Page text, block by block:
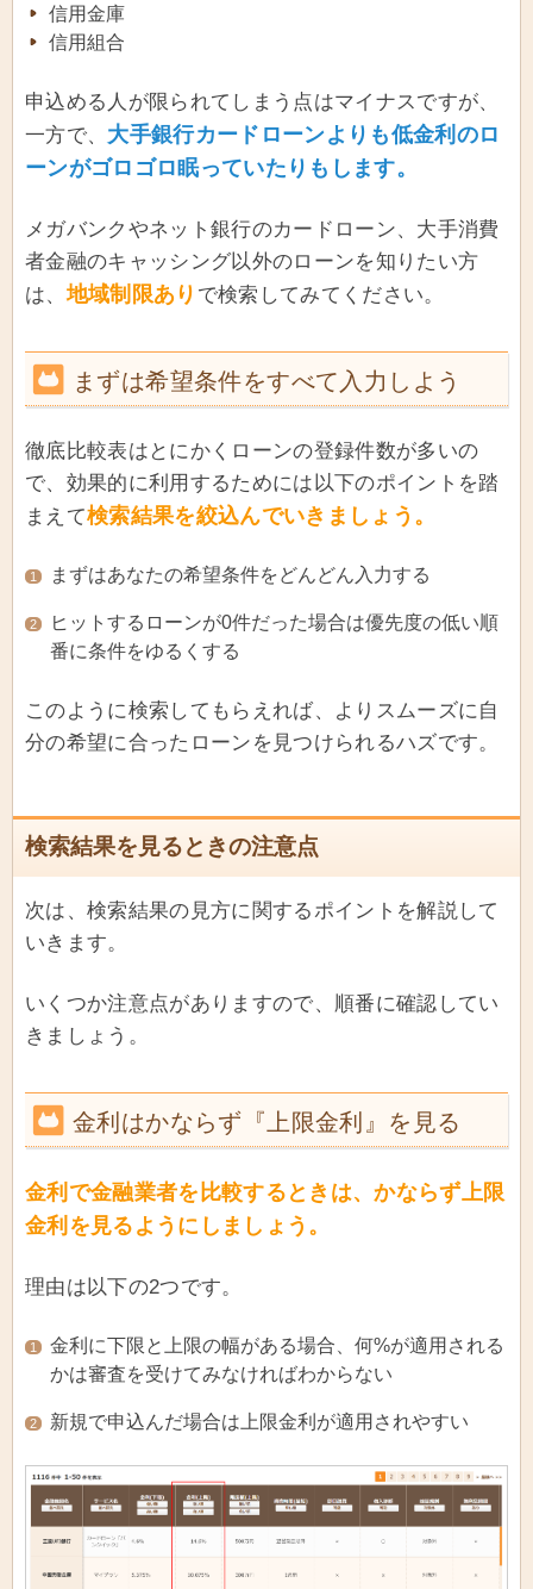
信用金庫
信用組合
申込める人が限られてしまう点はマイナスですが、
一方で、 大手銀行カードローンよりも低金利のロ
ーンがゴロゴロ眠っていたりもします。
メガバンクやネット銀行のカードローン、大手消費
者金融のキャッシング以外のローンを知りたい方
は、地域制限あり で検索してみてください。
まずは希望条件をすべて入力しよう
徹底比較表はとにかくローンの登録件数が多いの
で、効果的に利用するためには以下のポイントを踏
まえて検索結果を絞込んでいきましょう。
1 まずはあなたの希望条件をどんどん入力する
2
ヒットするローンが0件だった場合は優先度の低い順
番に条件をゆるくする
このように検索してもらえれば、よりスムーズに自
分の希望に合ったローンを見つけられるハズです。
検索結果を見るときの注意点
次は、検索結果の見方に関するポイントを解説して
いきます。
いくつか注意点がありますので、順番に確認してい
きましょう。
金利はかならず『上限金利』を見る
金利で金融業者を比較するときは、かならず上限
金利を見るようにしましょう。
理由は以下の2つです。
1
金利に下限と上限の幅がある場合、何%が適用される
かは審査を受けてみなければわからない
2 新規で申込んだ場合は上限金利が適用されやすい